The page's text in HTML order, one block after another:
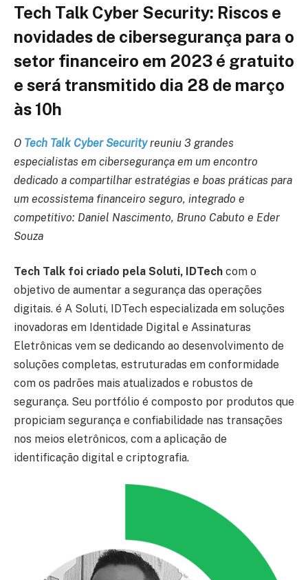
Tech Talk Cyber Security: Riscos e
novidades de cibersegurança para o
setor financeiro em 2023 é gratuito
e será transmitido dia 28 de março
às 10h
O Tech Talk Cyber Securityreuniu 3 grandes
especialistas em cibersegurança em um encontro
dedicado a compartilhar estratégias e boas práticas para
um ecossistema financeiro seguro, integrado e
competitivo: Daniel Nascimento, Bruno Cabuto e Eder
Souza
Tech Talk foi criado pela Soluti, IDTech com o
objetivo de aumentar a segurança das operações
digitais. é A Soluti, IDTech especializada em soluções
inovadoras em Identidade Digital e Assinaturas
Eletrônicas vem se dedicando ao desenvolvimento de
soluções completas, estruturadas em conformidade
com os padrões mais atualizados e robustos de
segurança. Seu portfólio é composto por produtos que
propiciam segurança e confiabilidade nas transações
nos meios eletrônicos, com a aplicação de
identificação digital e criptografia.